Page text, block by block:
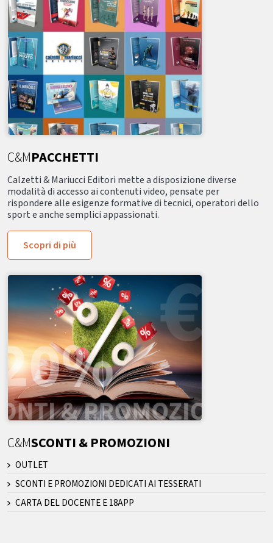
C&MPACCHETTI
Calzetti & Mariucci Editori mette a disposizione diverse
modalità di accesso ai contenuti video, pensate per
rispondere alle esigenze formative di tecnici, operatori dello
sport e anche semplici appassionati.
Scopri di più
C&MSCONTI & PROMOZIONI
OUTLET
SCONTI E PROMOZIONI DEDICATI AI TESSERATI
CARTA DEL DOCENTE E 18APP